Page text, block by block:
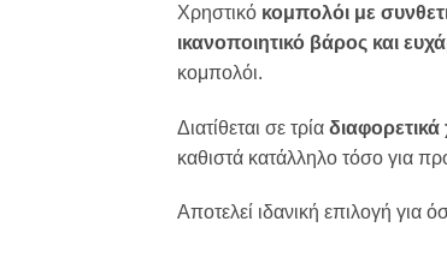
Χρηστικό κομπολόι με
ικανοποιητικό βάρος και
κομπολόι.
Διατίθεται σε τρία
καθιστά κατάλληλο τόσο για
Αποτελεί ιδανική επιλογή για